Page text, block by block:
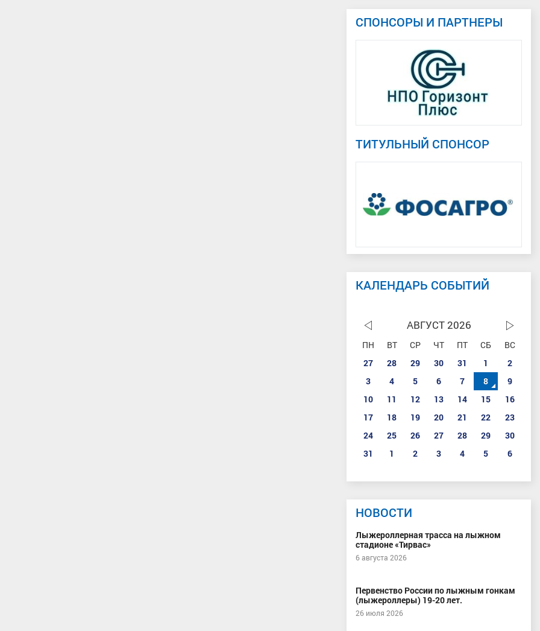
СПОНСОРЫ И ПАРТНЕРЫ
ТИТУЛЬНЫЙ СПОНСОР
КАЛЕНДАРЬ СОБЫТИЙ
АВГУСТ 2026
ПН ВТ СР ЧТ ПТ СБ
ВС
27
28 29 30 31 1
2
3
4 5 6 7 8
9
10
11 12 13 14 15
16
17
18 19 20 21 22
23
24
25 26 27 28 29
30
31
1 2 3 4 5 6
НОВОСТИ
Лыжероллерная трасса на лыжном
стадионе «Тирвас»
6 августа 2026
Первенство России по лыжным гонкам
(лыжероллеры) 19-20 лет.
26 июля 2026